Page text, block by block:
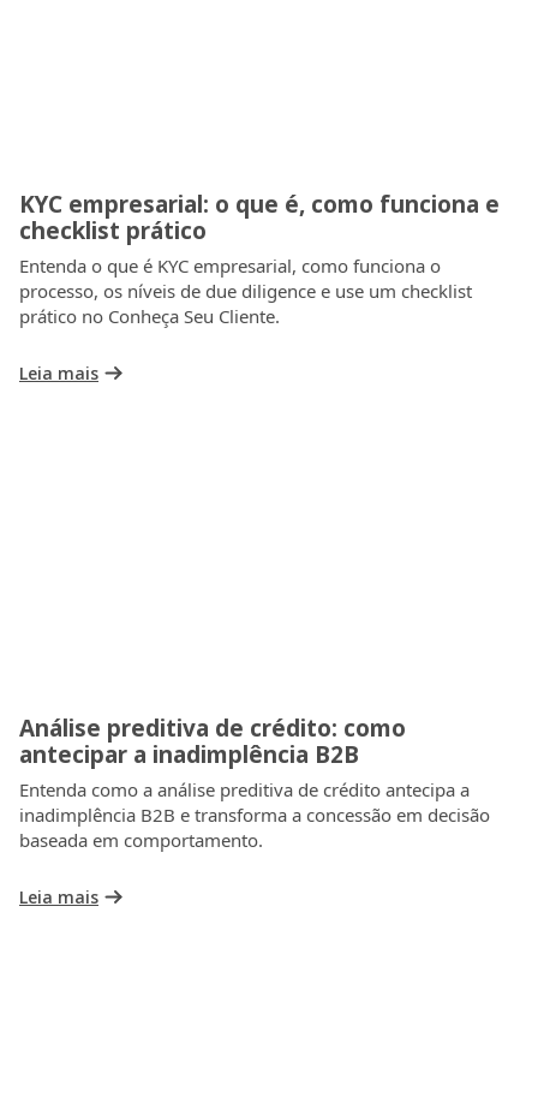
KYC empresarial: o que é, como funciona e
checklist prático
Entenda o que é KYC empresarial, como funciona o
processo, os níveis de due diligence e use um checklist
prático no Conheça Seu Cliente.
Leia mais
Análise preditiva de crédito: como
antecipar a inadimplência B2B
Entenda como a análise preditiva de crédito antecipa a
inadimplência B2B e transforma a concessão em decisão
baseada em comportamento.
Leia mais